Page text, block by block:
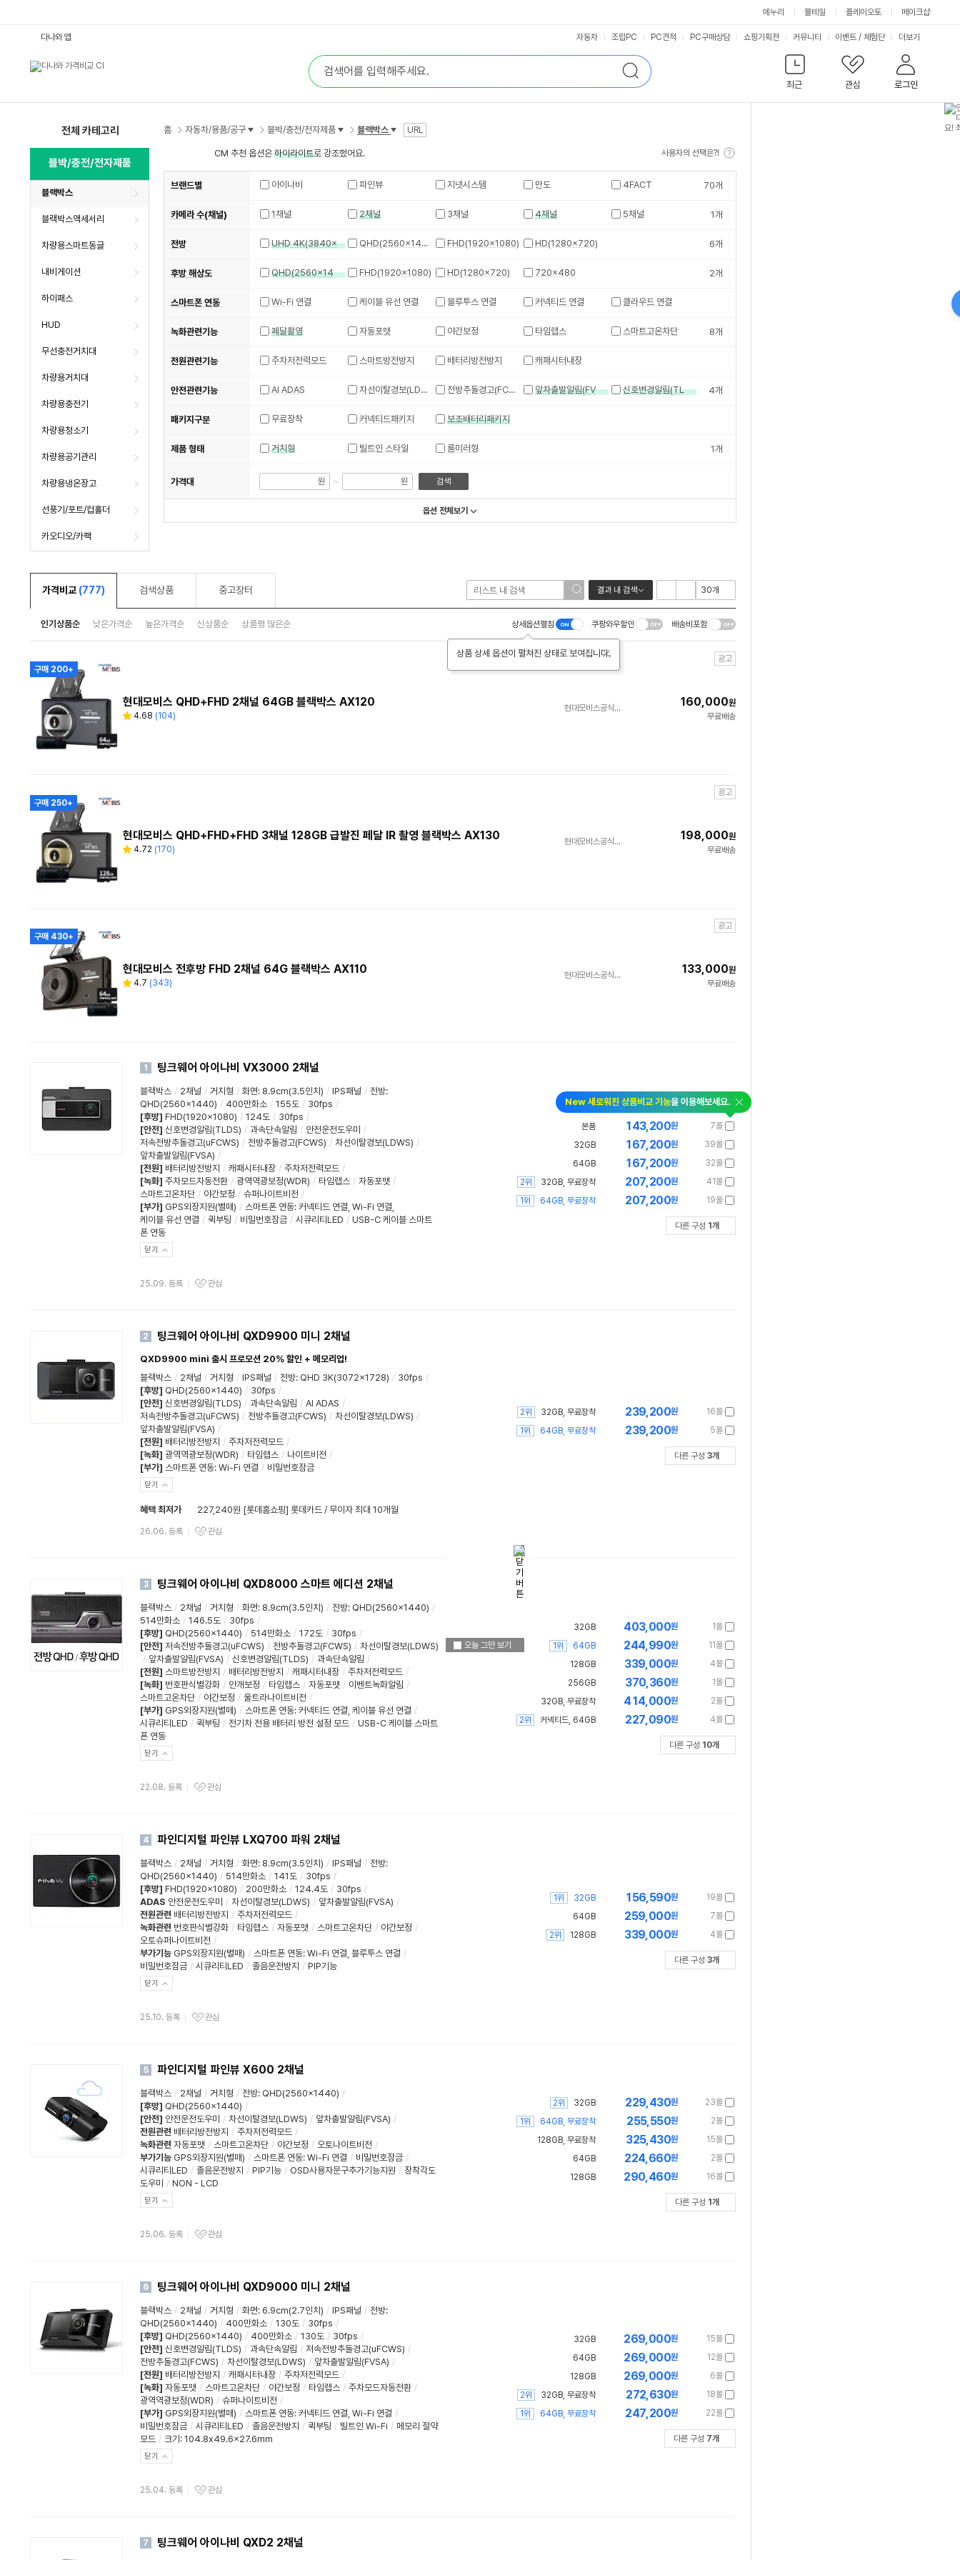
에누리 몰테일 플레이오토
메이크샵
합
검
색
검
색
최근
관심 로그인
다나와 앱 자동차 조립PC PC견적 PC구매상담 쇼핑기획전 커뮤니티 이벤트 / 체험단 서
비
스
더보기
전체 카테고리
블박/충전/전자제품
블랙박스
블랙박스액세서리
차량용스마트동글
내비게이션
하이패스
HUD
무선충전거치대
차량용거치대
차량용충전기
차량용청소기
차량용공기관리
차량용냉온장고
선풍기/포트/컵홀더
카오디오/카팩
홈 자동차/용품/공구 블박/충전/전자제품 블랙박스 URL
CM 추천 옵션은 하이라이트로 강조했어요. 사용자의 선택은?!
브랜드별 아이나비 파인뷰 지넷시스템 만도 4FACT 70개
카메라 수(채널) 1채널 2채널 3채널 4채널 5채널 1개
전방 UHD 4K(3840x2160) QHD(2560x1440) FHD(1920x1080) HD(1280x720) 6개
후방 해상도 QHD(2560x1440) FHD(1920x1080) HD(1280x720) 720x480 2개
스마트폰 연동 Wi-Fi 연결 케이블 유선 연결 블루투스 연결 커넥티드 연결 클라우드 연결
녹화관련기능 페달촬영 자동포맷 야간보정 타임랩스 스마트고온차단 8개
전원관련기능 주차저전력모드 스마트방전방지 배터리방전방지 캐패시터내장
안전관련기능 AI ADAS 차선이탈경보(LDWS) 전방추돌경고(FCWS) 앞차출발알림(FVSA) 신호변경알림(TLDS) 4개
패키지구분 무료장착 커넥티드패키지 보조배터리패키지
제품 형태 거치형 빌트인 스타일 룸미러형 1개
가격대 원 ~ 원 검색
옵션 전체보기
가격비교 (777) 검색상품 중고장터 결과 내 검색
오늘 그만 보기
인기상품순 낮은가격순 높은가격순 신상품순 상품평 많은순 상세옵션펼침
상품 상세 옵션이 펼쳐진 상태로 보여집니다.
쿠팡와우할인 배송비포함
광고
구매 200+
현대모비스 QHD+FHD 2채널 64GB 블랙박스 AX120
별 4.68
리
(104)
현대모비스공식스토어 160,000원
무료배송
광고
구매 250+
현대모비스 QHD+FHD+FHD 3채널 128GB 급발진 페달 IR 촬영 블랙박스 AX130
별 4.72
리
(170)
현대모비스공식스토어 198,000원
무료배송
광고
구매 430+
현대모비스 전후방 FHD 2채널 64G 블랙박스 AX110
별 4.7
리
(343)
현대모비스공식스토어 133,000원
무료배송
1 팅크웨어 아이나비 VX3000 2채널
블랙박스 / 2채널 / 거치형 / 화면: 8.9cm(3.5인치) / IPS패널 / 전방:
QHD(2560x1440) / 400만화소 / 155도 / 30fps /
[후방] FHD(1920x1080) / 124도 / 30fps /
[안전] 신호변경알림(TLDS) / 과속단속알림 / 안전운전도우미
/
저속전방추돌경고(uFCWS) / 전방추돌경고(FCWS) / 차선이탈경보(LDWS) /
앞차출발알림(FVSA) /
[전원] 배터리방전방지 / 캐패시터내장 / 주차저전력모드 /
[녹화] 주차모드자동전환 / 광역역광보정(WDR) / 타임랩스 / 자동포맷 /
스마트고온차단 / 야간보정 / 슈퍼나이트비전 /
[부가] GPS외장지원(별매) / 스마트폰 연동: 커넥티드 연결 Wi-Fi 연결
케이블 유선 연결 / 퀵부팅 / 비밀번호잠금 / 시큐리티LED / USB-C 케이블 스마트
폰 연동
닫기
25.09. 등록 관심
New 새로워진 상품비교 기능을 이용해보세요. 닫
기
7몰
143,200원
본품
39몰
167,200원
32GB
32몰
167,200원
64GB
41몰
207,200원
2위
32GB, 무료장착
19몰
207,200원
1위 64GB, 무료장착
다른 구성 1 개
2 팅크웨어 아이나비 QXD9900 미니 2채널
QXD9900 mini 출시 프로모션 20% 할인 + 메모리업!
블랙박스 / 2채널 / 거치형 / IPS패널 / 전방: QHD 3K(3072x1728) / 30fps /
[후방] QHD(2560x1440) / 30fps /
[안전] 신호변경알림(TLDS) / 과속단속알림 / AI ADAS /
저속전방추돌경고(uFCWS) / 전방추돌경고(FCWS) / 차선이탈경보(LDWS) /
앞차출발알림(FVSA) /
[전원] 배터리방전방지 / 주차저전력모드 /
[녹화] 광역역광보정(WDR) / 타임랩스 / 나이트비전 /
[부가] 스마트폰 연동: Wi-Fi 연결 / 비밀번호잠금
닫기
혜택 최저가 227,240원 [롯데홈쇼핑] 롯데카드 / 무이자 최대 10개월
26.06. 등록 관심
16몰
239,200원
2위
32GB, 무료장착
5몰
239,200원
1위 64GB, 무료장착
다른 구성 3개
3 팅크웨어 아이나비 QXD8000 스마트 에디션 2채널
블랙박스 / 2채널 / 거치형 / 화면: 8.9cm(3.5인치) / 전방: QHD(2560x1440) /
514만화소 / 146.5도 / 30fps /
[후방] QHD(2560x1440) / 514만화소 / 172도 / 30fps /
[안전] 저속전방추돌경고(uFCWS) / 전방추돌경고(FCWS) / 차선이탈경보(LDWS)
/ 앞차출발알림(FVSA) / 신호변경알림(TLDS) / 과속단속알림 /
[전원] 스마트방전방지 / 배터리방전방지 / 캐패시터내장 / 주차저전력모드 /
[녹화] 번호판식별강화 / 안개보정 / 타임랩스 / 자동포맷 / 이벤트녹화알림 /
스마트고온차단 / 야간보정 / 울트라나이트비전 /
[부가] GPS외장지원(별매) / 스마트폰 연동: 커넥티드 연결 케이블 유선 연결 /
시큐리티LED / 퀵부팅 / 전기차 전용 배터리 방전 설정 모드 / USB-C 케이블 스마트
폰 연동
닫기
22.08. 등록 관심
1몰
403,000원
32GB
11몰
244,990원
1위
64GB
4몰
339,000원
128GB
1몰
370,360원
256GB
2몰
414,000원
32GB, 무료장착
4몰
227,090원
2위 커넥티드, 64GB
다른 구성 10개
4 파인디지털 파인뷰 LXQ700 파워 2채널
블랙박스 / 2채널 / 거치형 / 화면: 8.9cm(3.5인치) / IPS패널 / 전방:
QHD(2560x1440) / 514만화소 / 141도 / 30fps /
[후방] FHD(1920x1080) / 200만화소 / 124.4도 / 30fps /
ADAS 안전운전도우미 / 차선이탈경보(LDWS) / 앞차출발알림(FVSA) /
전원관련 배터리방전방지 / 주차저전력모드 /
녹화관련 번호판식별강화 / 타임랩스 / 자동포맷 / 스마트고온차단 / 야간보정 /
오토슈퍼나이트비전 /
부가기능 GPS외장지원(별매) / 스마트폰 연동: Wi-Fi 연결 블루투스 연결 /
비밀번호잠금 / 시큐리티LED / 졸음운전방지 / PIP기능
닫기
25.10. 등록 관심
19몰
156,590원
1위
32GB
7몰
259,000원
64GB
4몰
339,000원
2위 128GB
다른 구성 3개
5 파인디지털 파인뷰 X600 2채널
블랙박스 / 2채널 / 거치형 / 전방: QHD(2560x1440) /
[후방] QHD(2560x1440) /
[안전] 안전운전도우미 / 차선이탈경보(LDWS) / 앞차출발알림(FVSA) /
전원관련 배터리방전방지 / 주차저전력모드 /
녹화관련 자동포맷 / 스마트고온차단 / 야간보정 / 오토나이트비전 /
부가기능 GPS외장지원(별매) / 스마트폰 연동: Wi-Fi 연결 / 비밀번호잠금 /
시큐리티LED / 졸음운전방지 / PIP기능 / OSD사용자문구추가기능지원 / 장착각도
도우미
/ NON - LCD
닫기
25.06. 등록 관심
23몰
229,430원
2위
32GB
2몰
255,550원
1위
64GB, 무료장착
15몰
325,430원
128GB, 무료장착
2몰
224,660원
64GB
16몰
290,460원
128GB
다른 구성 1 개
6 팅크웨어 아이나비 QXD9000 미니 2채널
블랙박스 / 2채널 / 거치형 / 화면: 6.9cm(2.7인치) / IPS패널 / 전방:
QHD(2560x1440) / 400만화소 / 130도 / 30fps /
[후방] QHD(2560x1440) / 400만화소 / 130도 / 30fps /
[안전] 신호변경알림(TLDS) / 과속단속알림 / 저속전방추돌경고(uFCWS) /
전방추돌경고(FCWS) / 차선이탈경보(LDWS) / 앞차출발알림(FVSA) /
[전원] 배터리방전방지 / 캐패시터내장 / 주차저전력모드 /
[녹화] 자동포맷 / 스마트고온차단 / 야간보정 / 타임랩스 / 주차모드자동전환 /
광역역광보정(WDR) / 슈퍼나이트비전 /
[부가] GPS외장지원(별매) / 스마트폰 연동: 커넥티드 연결 Wi-Fi 연결 /
비밀번호잠금 / 시큐리티LED / 졸음운전방지 / 퀵부팅 / 빌트인 Wi-Fi / 메모리 절약
모드 / 크기: 104.8x49.6x27.6mm
닫기
25.04. 등록 관심
15몰
269,000원
32GB
12몰
269,000원
64GB
6몰
269,000원
128GB
18몰
272,630원
2위
32GB, 무료장착
22몰
247,200원
1위 64GB, 무료장착
다른 구성 7개
7 팅크웨어 아이나비 QXD2 2채널